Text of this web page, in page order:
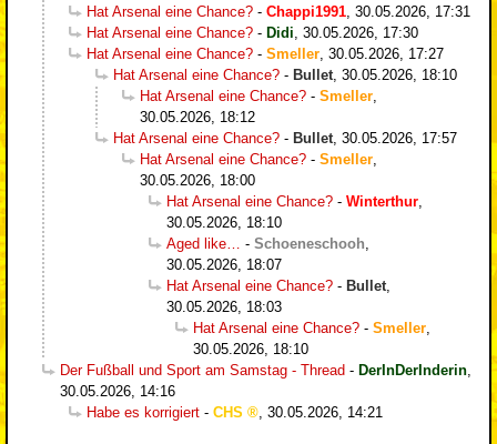
Hat Arsenal eine Chance? - Chappi1991 30.05.2026, 17:31
Hat Arsenal eine Chance? - Didi 30.05.2026, 17:30
Hat Arsenal eine Chance? - Smeller 30.05.2026, 17:27
Hat Arsenal eine Chance? - Bullet 30.05.2026, 18:10
Hat Arsenal eine Chance? - Smeller
30.05.2026, 18:12
Hat Arsenal eine Chance? - Bullet 30.05.2026, 17:57
Hat Arsenal eine Chance? - Smeller
30.05.2026, 18:00
Hat Arsenal eine Chance? - Winterthur
30.05.2026, 18:10
Aged like…
- Schoeneschooh
30.05.2026, 18:07
Hat Arsenal eine Chance? - Bullet
30.05.2026, 18:03
Hat Arsenal eine Chance? - Smeller
30.05.2026, 18:10
Der Fußball und Sport am Samstag - Thread - DerInDerInderin
30.05.2026, 14:16
Habe es korrigiert - CHS 30.05.2026, 14:21